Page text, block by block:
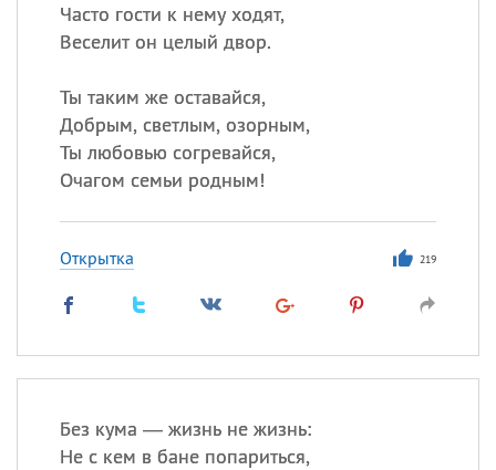
Часто гости к нему ходят,
Веселит он целый двор.
Ты таким же оставайся,
Добрым, светлым, озорным,
Ты любовью согревайся,
Очагом семьи родным!
Открытка 219
Без кума — жизнь не жизнь:
Не с кем в бане попариться,